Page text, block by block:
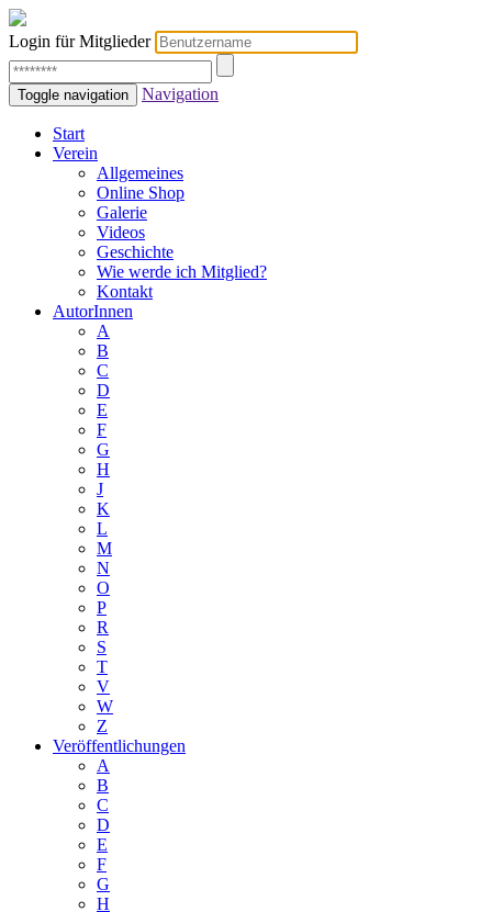
Login für Mitglieder
Toggle navigation Navigation
Start
Verein
Allgemeines
Online Shop
Galerie
Videos
Geschichte
Wie werde ich Mitglied?
Kontakt
AutorInnen
A
B
C
D
E
F
G
H
J
K
L
M
N
O
P
R
S
T
V
W
Z
Veröffentlichungen
A
B
C
D
E
F
G
H